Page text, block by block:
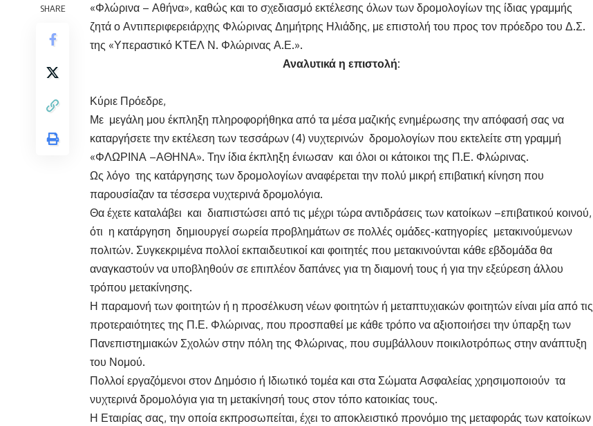
SHARE
«Φλώρινα – Αθήνα», καθώς και το σχεδιασμό εκτέλεσης όλων των δρομολογίων της ίδιας γραμμής
ζητά ο Αντιπεριφερειάρχης Φλώρινας Δημήτρης Ηλιάδης, με επιστολή του προς τον πρόεδρο του Δ.Σ.
της «Υπεραστικό ΚΤΕΛ Ν. Φλώρινας Α.Ε.».
Αναλυτικά η επιστολή:
Κύριε Πρόεδρε,
Με μεγάλη μου έκπληξη πληροφορήθηκα από τα μέσα μαζικής ενημέρωσης την απόφασή σας να
καταργήσετε την εκτέλεση των τεσσάρων (4) νυχτερινών δρομολογίων που εκτελείτε στη γραμμή
«ΦΛΩΡΙΝΑ –ΑΘΗΝΑ». Την ίδια έκπληξη ένιωσαν και όλοι οι κάτοικοι της Π.Ε. Φλώρινας.
Ως λόγο της κατάργησης των δρομολογίων αναφέρεται την πολύ μικρή επιβατική κίνηση που
παρουσίαζαν τα τέσσερα νυχτερινά δρομολόγια.
Θα έχετε καταλάβει και διαπιστώσει από τις μέχρι τώρα αντιδράσεις των κατοίκων –επιβατικού κοινού,
ότι η κατάργηση δημιουργεί σωρεία προβλημάτων σε πολλές ομάδες-κατηγορίες μετακινούμενων
πολιτών. Συγκεκριμένα πολλοί εκπαιδευτικοί και φοιτητές που μετακινούνται κάθε εβδομάδα θα
αναγκαστούν να υποβληθούν σε επιπλέον δαπάνες για τη διαμονή τους ή για την εξεύρεση άλλου
τρόπου μετακίνησης.
Η παραμονή των φοιτητών ή η προσέλκυση νέων φοιτητών ή μεταπτυχιακών φοιτητών είναι μία από τις
προτεραιότητες της Π.Ε. Φλώρινας, που προσπαθεί με κάθε τρόπο να αξιοποιήσει την ύπαρξη των
Πανεπιστημιακών Σχολών στην πόλη της Φλώρινας, που συμβάλλουν ποικιλοτρόπως στην ανάπτυξη
του Νομού.
Πολλοί εργαζόμενοι στον Δημόσιο ή Ιδιωτικό τομέα και στα Σώματα Ασφαλείας χρησιμοποιούν τα
νυχτερινά δρομολόγια για τη μετακίνησή τους στον τόπο κατοικίας τους.
Η Εταιρίας σας, την οποία εκπροσωπείται, έχει το αποκλειστικό προνόμιο της μεταφοράς των κατοίκων